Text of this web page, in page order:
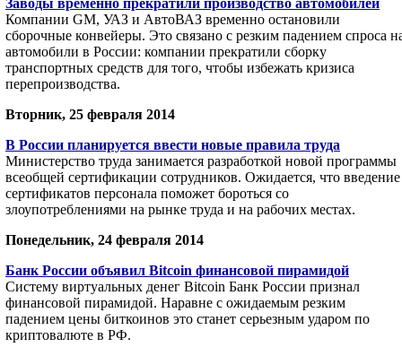
Заводы временно прекратили производство автомобилей
Компании GM, УАЗ и АвтоВАЗ временно остановили
сборочные конвейеры. Это связано с резким падением спроса
автомобили в России: компании прекратили сборку
транспортных средств для того, чтобы избежать кризиса
перепроизводства.
Вторник, 25 февраля 2014
В России планируется ввести новые правила труда
Министерство труда занимается разработкой новой программы
всеобщей сертификации сотрудников. Ожидается, что введение
сертификатов персонала поможет бороться со
злоупотреблениями на рынке труда и на рабочих местах.
Понедельник, 24 февраля 2014
Банк России объявил Bitcoin финансовой пирамидой
Систему виртуальных денег Bitcoin Банк России признал
финансовой пирамидой. Наравне с ожидаемым резким
падением цены биткоинов это станет серьезным ударом по
криптовалюте в РФ.